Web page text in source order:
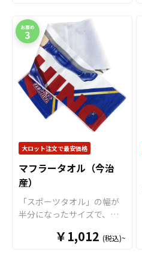
す。「
ボトルキャップアク
スタ 」は、ペットボトルの
キャップに取り付けるだけ
で“推しのアクリルスタンド
専用ステージ”が完成！様々
なシーンで推し活がもっと
楽しくなるアイテムです。
独自設計のボトルキャップ
（特許出願中）は多く
のペットボトルにしっかり
フィットし、選べる6色のカ
ラーラインナップで作品世
界に合わせた表現が可能。
アクスタ部分はダイカット
加工に対応しており、キャ
ラクター・ロゴ・シンボル
など自由な形状で制作でき
ます。場所を取らないミニ
サイズながら、飾り映えす
大ロット注文で最安価格
マフラータオル（今治
産）
「スポーツタオル」の幅が
半分になったサイズで、首
す。スポーツ観戦やフェス
￥1,012 (税込)~